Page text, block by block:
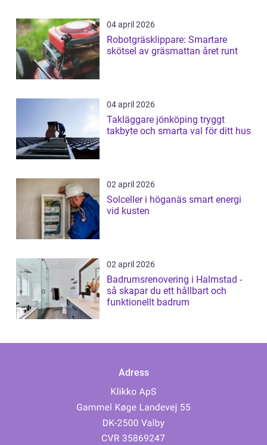
04 april 2026
Robotgräsklippare: Smartare
skötsel av gräsmattan året runt
04 april 2026
Takläggare jönköping tryggt
takbyte och smarta val för ditt hus
02 april 2026
Solceller i höganäs smart energi
vid kusten
02 april 2026
Badrumsrenovering i Halmstad -
så skapar du ett hållbart och
funktionellt badrum
Adress